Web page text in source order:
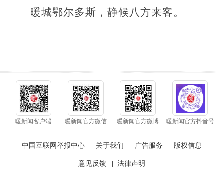
暖城鄂尔多斯，静候八方来客。
暖新闻客户端 暖新闻官方微信 暖新闻官方微博 暖新闻官方抖音号
中国互联网举报中心 | 关于我们 | 广告服务 | 版权信息
意见反馈 | 法律声明